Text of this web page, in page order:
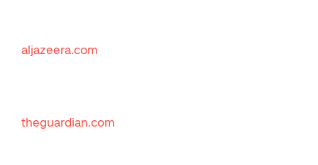
aljazeera.com
theguardian.com